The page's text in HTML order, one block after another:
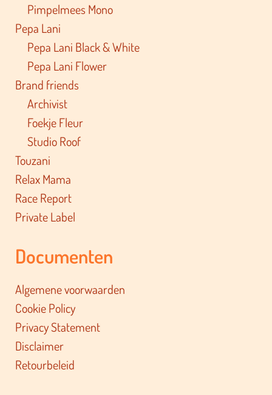
Pimpelmees Mono
Pepa Lani
Pepa Lani Black & White
Pepa Lani Flower
Brand friends
Archivist
Foekje Fleur
Studio Roof
Touzani
Relax Mama
Race Report
Private Label
Documenten
Algemene voorwaarden
Cookie Policy
Privacy Statement
Disclaimer
Retourbeleid